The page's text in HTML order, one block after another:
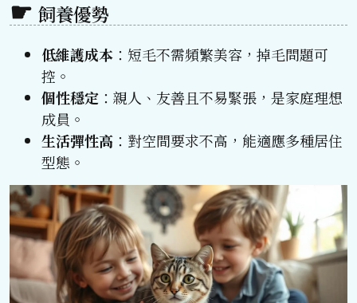
飼養優勢
低維護成本 ：短毛不需頻繁美容，掉毛問題可
控。
個性穩定 ：親人、友善且不易緊張，是家庭理想
成員。
生活彈性高 ：對空間要求不高，能適應多種居住
型態。